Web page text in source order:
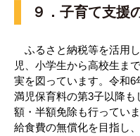
９．子育て支援
ふるさと納税等を活用
児、小学生から高校生ま
実を図っています。令和
満児保育料の第3子以降
額・半額免除も行ってい
給食費の無償化を目指し